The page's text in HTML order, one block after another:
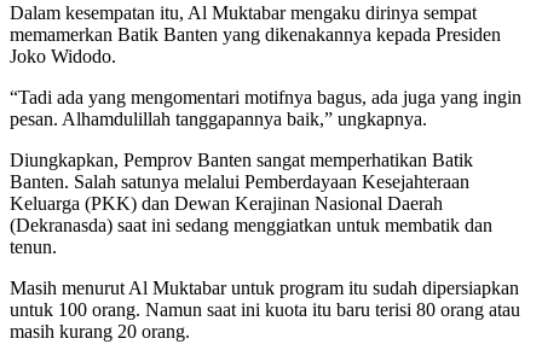
Dalam kesempatan itu, Al Muktabar mengaku dirinya sempat
memamerkan Batik Banten yang dikenakannya kepada Presiden
Joko Widodo.
“Tadi ada yang mengomentari motifnya bagus, ada juga yang ingin
pesan. Alhamdulillah tanggapannya baik,” ungkapnya.
Diungkapkan, Pemprov Banten sangat memperhatikan Batik
Banten. Salah satunya melalui Pemberdayaan Kesejahteraan
Keluarga (PKK) dan Dewan Kerajinan Nasional Daerah
(Dekranasda) saat ini sedang menggiatkan untuk membatik dan
tenun.
Masih menurut Al Muktabar untuk program itu sudah dipersiapkan
untuk 100 orang. Namun saat ini kuota itu baru terisi 80 orang atau
masih kurang 20 orang.